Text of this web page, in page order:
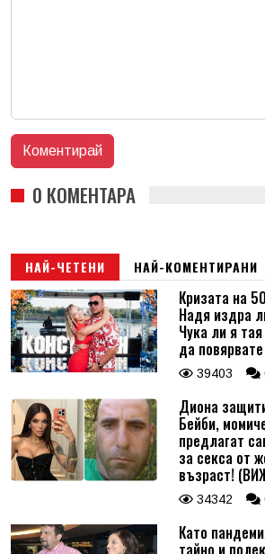
0 КОМЕНТАРА
НАЙ-ЧЕТЕНИ НАЙ-КОМЕНТИРАНИ
Кризата на
Надя издра
Чука ли я
да
39403
Диона
Бейби,
предлагат
за секса от
възраст!
34342
Като